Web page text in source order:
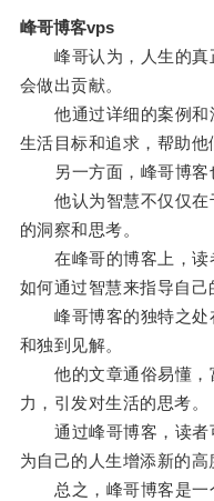
峰哥博客vps
峰哥认为，人生的真
会做出贡献。
他通过详细的案例和
生活目标和追求，帮助他
另一方面，峰哥博客
他认为智慧不仅仅在
的洞察和思考。
在峰哥的博客上，读
如何通过智慧来指导自己
峰哥博客的独特之处
和独到见解。
他的文章通俗易懂，
力，引发对生活的思考。
通过峰哥博客，读者
为自己的人生增添新的高
总之，峰哥博客是一